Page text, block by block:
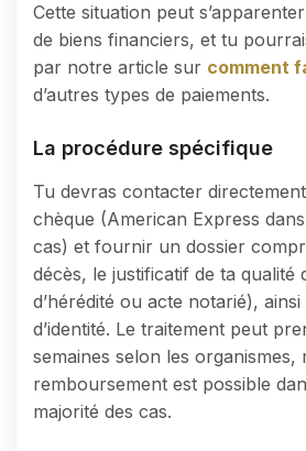
Cette situation peut
de biens financiers, et tu
par notre article sur comment
d’autres types de paiements.
La procédure spécifique
Tu devras contacter
chèque (American Express
cas) et fournir un dossier
décès, le justificatif de ta qualité
d’hérédité ou acte notarié), ainsi
d’identité. Le traitement peut
semaines selon les organismes,
remboursement est possible
majorité des cas.